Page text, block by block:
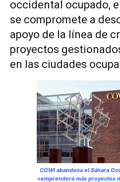
occidental ocupado,
se compromete a
apoyo de la línea de
proyectos
en las ciudades
COWI abandona el Sáhara
»emprenderá más proyectos